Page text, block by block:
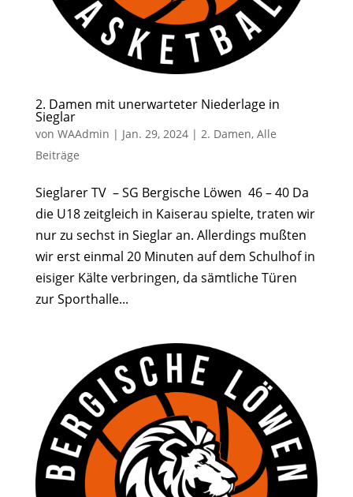
2. Damen mit unerwarteter Niederlage in
Sieglar
von WAAdmin | Jan. 29, 2024| 2. Damen, Alle
Beiträge
Sieglarer TV – SG Bergische Löwen 46 – 40 Da
die U18 zeitgleich in Kaiserau spielte, traten wir
nur zu sechst in Sieglar an. Allerdings mußten
wir erst einmal 20 Minuten auf dem Schulhof in
eisiger Kälte verbringen, da sämtliche Türen
zur Sporthalle...